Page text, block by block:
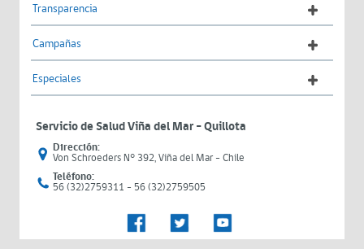
Transparencia
Campañas
Especiales
Servicio de Salud Viña del Mar – Quillota
Dirección:
Von Schroeders N° 392, Viña del Mar - Chile
Teléfono:
56 (32)2759311 - 56 (32)2759505